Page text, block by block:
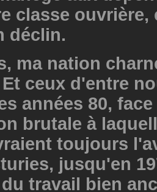
classe ouvrière,
déclin.
ma nation
ceux d'entre
années 80,
brutale à
toujours
jusqu'en
travail bien